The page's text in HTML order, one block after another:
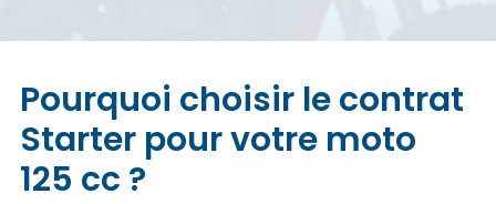
Pourquoi choisir le contrat
Starter pour votre moto
125 cc ?